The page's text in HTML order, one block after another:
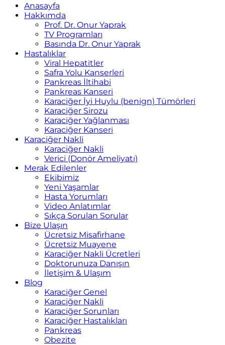
Anasayfa
Hakkımda
Prof. Dr. Onur Yaprak
TV Programları
Basında Dr. Onur Yaprak
Hastalıklar
Viral Hepatitler
Safra Yolu Kanserleri
Pankreas İltihabi
Pankreas Kanseri
Karaciğer İyi Huylu (benign) Tümörleri
Karaciğer Sirozu
Karaciğer Yağlanması
Karaciğer Kanseri
Karaciğer Nakli
Karaciğer Nakli
Verici (Donör Ameliyatı)
Merak Edilenler
Ekibimiz
Yeni Yaşamlar
Hasta Yorumları
Video Anlatımlar
Sıkça Sorulan Sorular
Bize Ulaşın
Ücretsiz Misafirhane
Ücretsiz Muayene
Karaciğer Nakli Ücretleri
Doktorunuza Danışın
İletişim & Ulaşım
Blog
Karaciğer Genel
Karaciğer Nakli
Karaciğer Sorunları
Karaciğer Hastalıkları
Pankreas
Obezite